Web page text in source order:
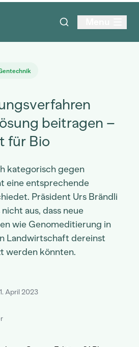
beitragen –
für Bio
kategorisch gegen
eine entsprechende
Präsident Urs Brändli
aus, dass neue
wie Genomeditierung in
Landwirtschaft dereinst
werden könnten.
April 2023